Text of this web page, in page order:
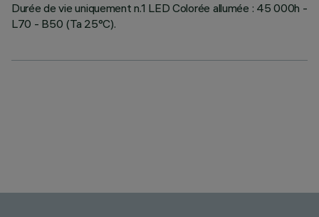
Durée de vie uniquement n.1 LED Colorée allumée : 45 000h -
L70 - B50 (Ta 25°C).